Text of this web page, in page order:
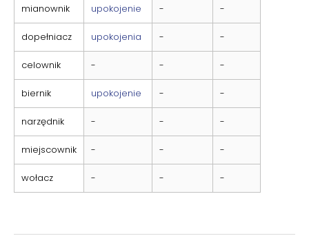
mianownik upokojenie - -
dopełniacz upokojenia - -
celownik - - -
biernik upokojenie - -
narzędnik - - -
miejscownik - - -
wołacz - - -